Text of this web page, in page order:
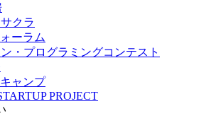
クラ
ーラム
・プログラミングコンテスト
ャンプ
PROJECT